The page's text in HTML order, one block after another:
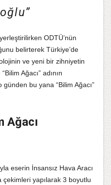
ODTÜ’nün
belirterek Türkiye’de
ve yeni bir zihniyetin
Ağacı” adının
bu yana “Bilim Ağacı”
Ağacı
eserin İnsansız Hava Aracı
yapılarak 3 boyutlu